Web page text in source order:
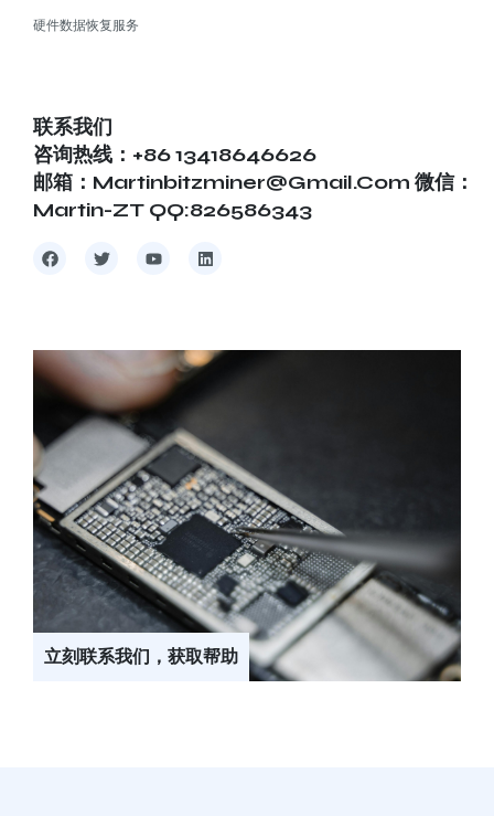
硬件数据恢复服务
联系我们
咨询热线：+86 13418646626
邮箱：martinbitzminer@gmail.com 微信：
Martin-ZT QQ:826586343
立刻联系我们，获取帮助